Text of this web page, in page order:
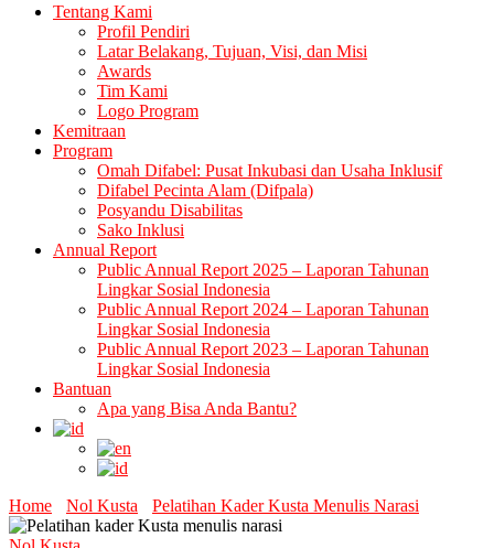
Tentang Kami
Profil Pendiri
Latar Belakang, Tujuan, Visi, dan Misi
Awards
Tim Kami
Logo Program
Kemitraan
Program
Omah Difabel: Pusat Inkubasi dan Usaha Inklusif
Difabel Pecinta Alam (Difpala)
Posyandu Disabilitas
Sako Inklusi
Annual Report
Public Annual Report 2025 – Laporan Tahunan
Lingkar Sosial Indonesia
Public Annual Report 2024 – Laporan Tahunan
Lingkar Sosial Indonesia
Public Annual Report 2023 – Laporan Tahunan
Lingkar Sosial Indonesia
Bantuan
Apa yang Bisa Anda Bantu?
Home Nol Kusta Pelatihan Kader Kusta Menulis Narasi